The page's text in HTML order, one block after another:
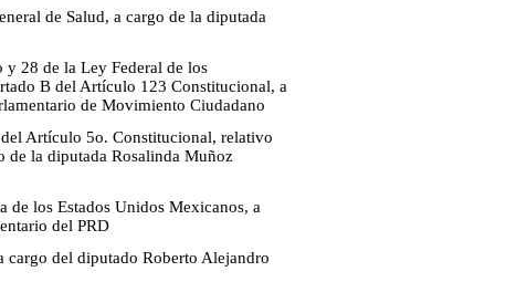
de Salud, a cargo de la diputada
y 28 de la Ley Federal de los
B del Artículo 123 Constitucional, a
de Movimiento Ciudadano
Artículo 5o. Constitucional, relativo
de la diputada Rosalinda Muñoz
los Estados Unidos Mexicanos, a
del PRD
cargo del diputado Roberto Alejandro